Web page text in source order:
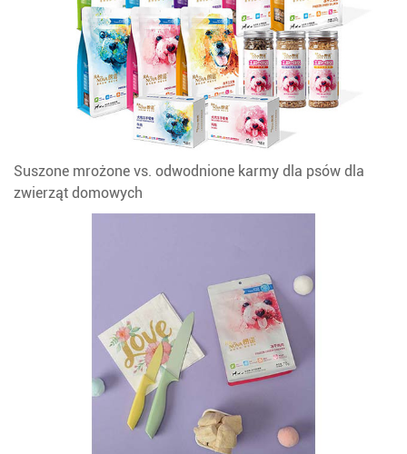
Suszone mrożone vs. odwodnione karmy dla psów dla
zwierząt domowych